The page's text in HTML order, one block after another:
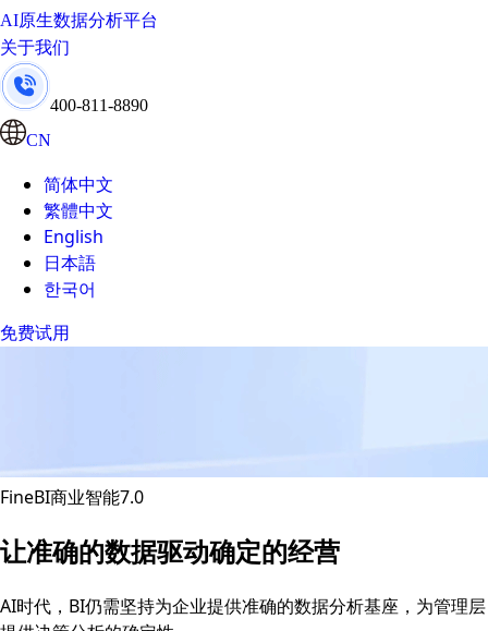
AI原生数据分析平台
关于我们
400-811-8890
CN
简体中文
繁體中文
English
日本語
한국어
免费试用
FineBI商业智能7.0
让准确的数据驱动确定的经营
AI时代，BI仍需坚持为企业提供准确的数据分析基座，为管理层